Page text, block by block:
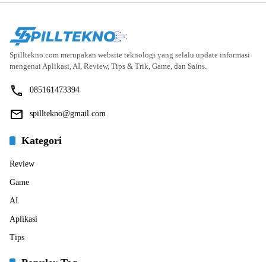
Spilltekno.com merupakan website teknologi yang selalu update informasi
mengenai Aplikasi, AI, Review, Tips & Trik, Game, dan Sains.
085161473394
spilltekno@gmail.com
Kategori
Review
Game
AI
Aplikasi
Tips